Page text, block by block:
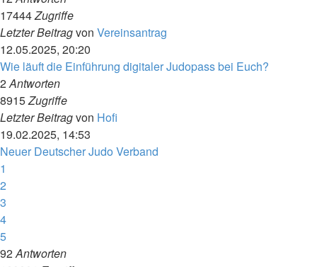
17444Zugriffe
Letzter Beitragvon Vereinsantrag
12.05.2025, 20:20
Wie läuft die Einführung digitaler Judopass bei Euch?
2Antworten
8915Zugriffe
Letzter Beitragvon Hofi
19.02.2025, 14:53
Neuer Deutscher Judo Verband
1
2
3
4
5
92Antworten